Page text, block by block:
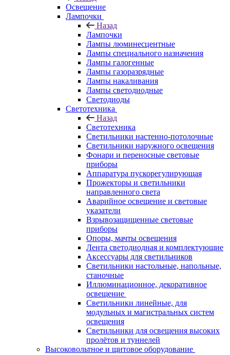
Освещение
Лампочки
Назад
Лампочки
Лампы люминесцентные
Лампы специального назначения
Лампы галогенные
Лампы газоразрядные
Лампы накаливания
Лампы светодиодные
Светодиоды
Светотехника
Назад
Светотехника
Светильники настенно-потолочные
Светильники наружного освещения
Фонари и переносные световые
приборы
Аппаратура пускорегулирующая
Прожекторы и светильники
направленного света
Аварийное освещение и световые
указатели
Взрывозащищенные световые
приборы
Опоры, мачты освещения
Лента светодиодная и комплектующие
Аксессуары для светильников
Светильники настольные, напольные,
станочные
Иллюминационное, декоративное
освещение
Светильники линейные, для
модульных и магистральных систем
освещения
Светильники для освещения высоких
пролётов и туннелей
Высоковольтное и щитовое оборудование